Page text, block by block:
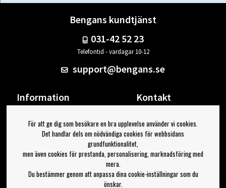
Bengans kundtjänst
031-42 52 23
Telefontid - vardagar 10-12
support@bengans.se
Information
Om Bengans
FAQ / Köp- & Leveransvillkor
Kontakt
Din sida
Logga ut
Jag vill ha tips från Bengans
För att ge dig som besökare en bra upplevelse använder vi cookies.
Det handlar dels om nödvändiga cookies för webbsidans
grundfunktionalitet,
men även cookies för prestanda, personalisering, marknadsföring med
mera.
Du bestämmer genom att anpassa dina cookie-inställningar som du
önskar.